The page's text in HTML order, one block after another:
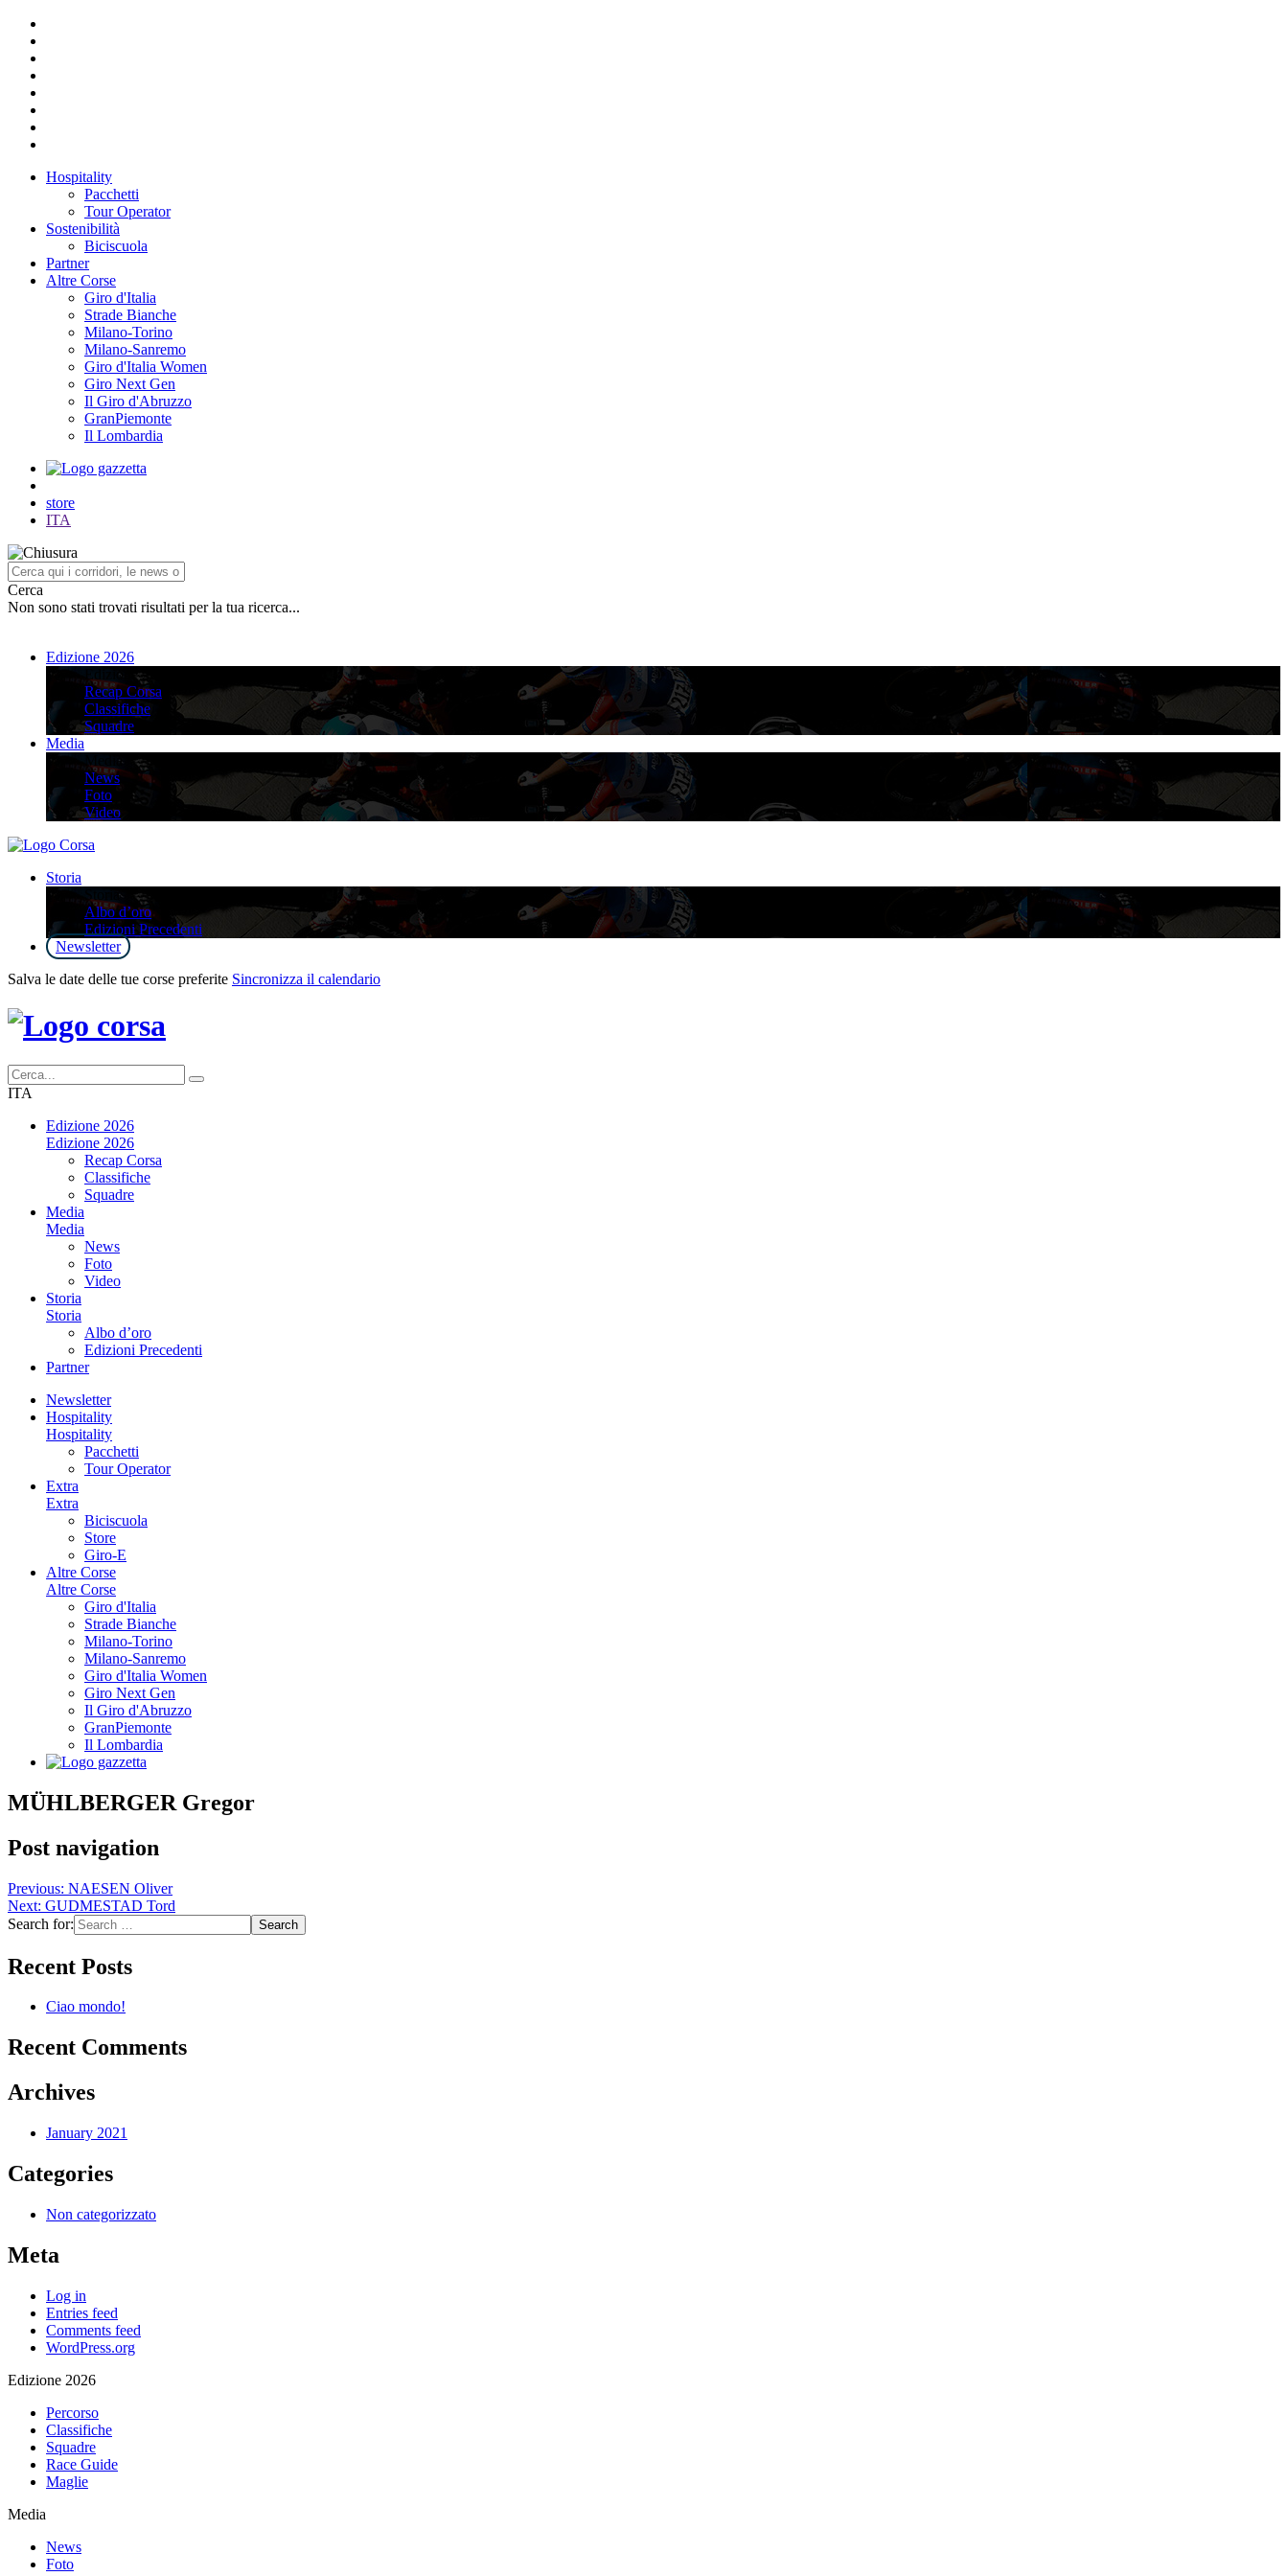
Hospitality
Pacchetti
Tour Operator
Sostenibilità
Biciscuola
Partner
Altre Corse
Giro d'Italia
Strade Bianche
Milano-Torino
Milano-Sanremo
Giro d'Italia Women
Giro Next Gen
Il Giro d'Abruzzo
GranPiemonte
Il Lombardia
store
ITA
Cerca
Non sono stati trovati risultati per la tua ricerca...
Edizione 2026
Edizione 2026
Recap Corsa
Classifiche
Squadre
Media
Media
News
Foto
Video
Storia
Storia
Albo d’oro
Edizioni Precedenti
Newsletter
Salva le date delle tue corse preferite Sincronizza il calendario
ITA
Edizione 2026
Edizione 2026
Recap Corsa
Classifiche
Squadre
Media
Media
News
Foto
Video
Storia
Storia
Albo d’oro
Edizioni Precedenti
Partner
Newsletter
Hospitality
Hospitality
Pacchetti
Tour Operator
Extra
Extra
Biciscuola
Store
Giro-E
Altre Corse
Altre Corse
Giro d'Italia
Strade Bianche
Milano-Torino
Milano-Sanremo
Giro d'Italia Women
Giro Next Gen
Il Giro d'Abruzzo
GranPiemonte
Il Lombardia
MÜHLBERGER Gregor
Post navigation
Previous: NAESEN Oliver
Next: GUDMESTAD Tord
Search for:
Recent Posts
Ciao mondo!
Recent Comments
Archives
January 2021
Categories
Non categorizzato
Meta
Log in
Entries feed
Comments feed
WordPress.org
Edizione 2026
Percorso
Classifiche
Squadre
Race Guide
Maglie
Media
News
Foto